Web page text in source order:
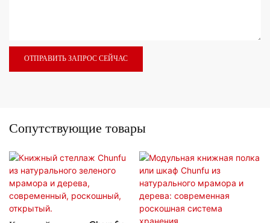
ОТПРАВИТЬ ЗАПРОС СЕЙЧАС
Сопутствующие товары